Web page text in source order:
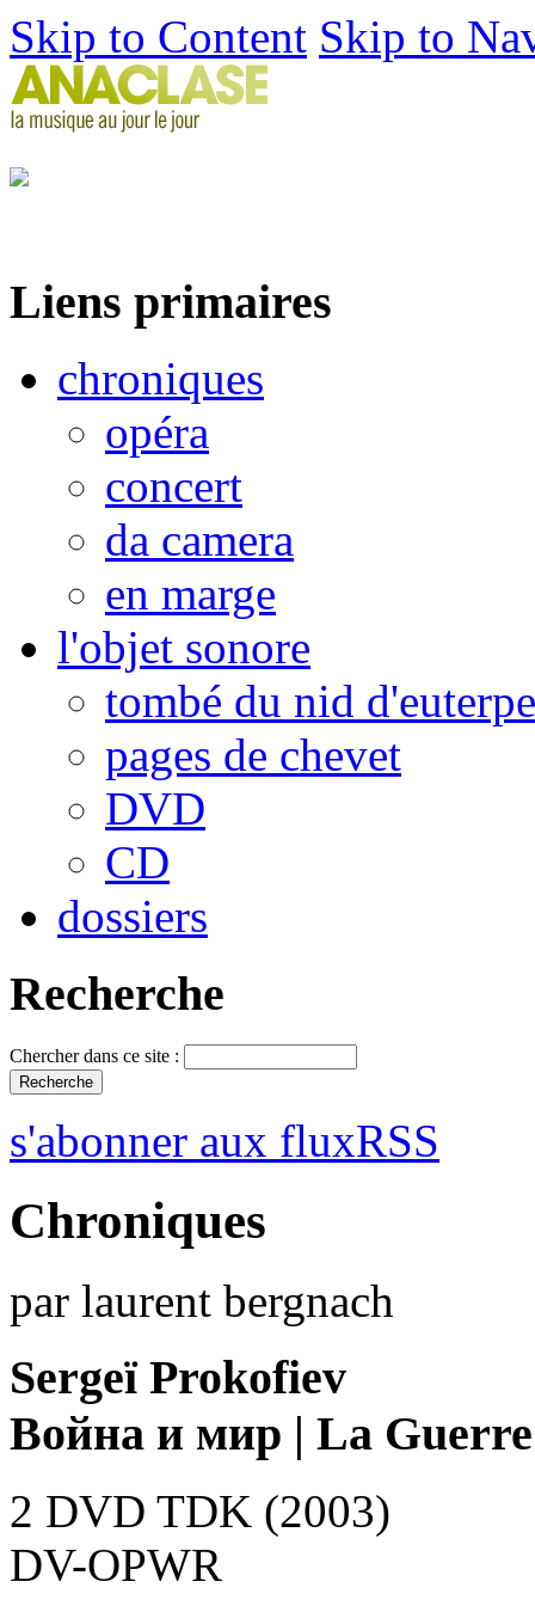
Skip to Content Skip to
Liens primaires
chroniques
opéra
concert
da camera
en marge
l'objet sonore
tombé du nid d'euterpe
pages de chevet
DVD
CD
dossiers
Recherche
Chercher dans ce site :
s'abonner aux fluxRSS
Chroniques
par laurent bergnach
Sergeï Prokofiev
Война и мир | La
2 DVD TDK (2003)
DV-OPWR